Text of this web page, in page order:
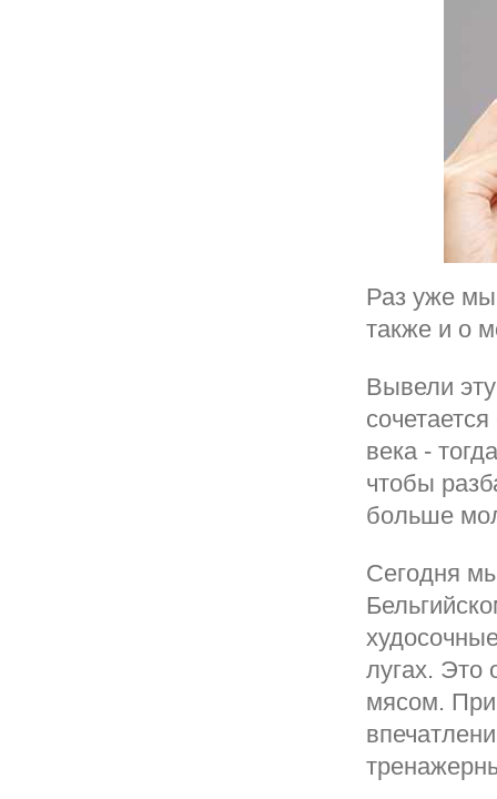
Раз уже мы
также и о
Вывели
века -
чтобы
больше
Сегодня
лугах. Это
мясом. При